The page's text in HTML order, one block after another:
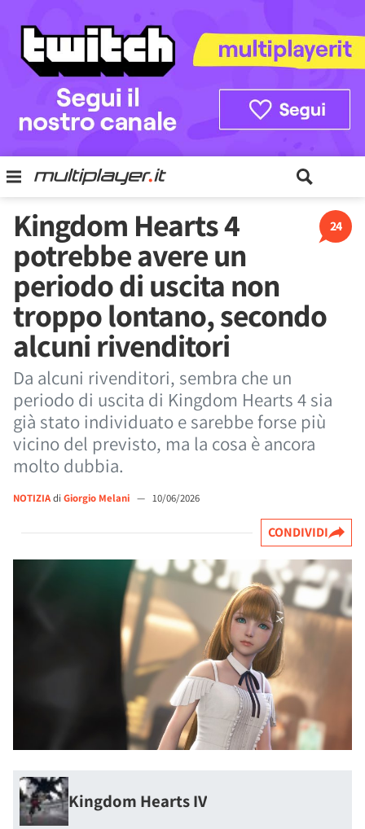
24
Kingdom Hearts 4
potrebbe avere un
periodo di uscita non
troppo lontano, secondo
alcuni rivenditori
Da alcuni rivenditori, sembra che un
periodo di uscita di Kingdom Hearts 4 sia
già stato individuato e sarebbe forse più
vicino del previsto, ma la cosa è ancora
molto dubbia.
NOTIZIAdi Giorgio Melani — 10/06/2026
CONDIVIDI
Kingdom Hearts IV